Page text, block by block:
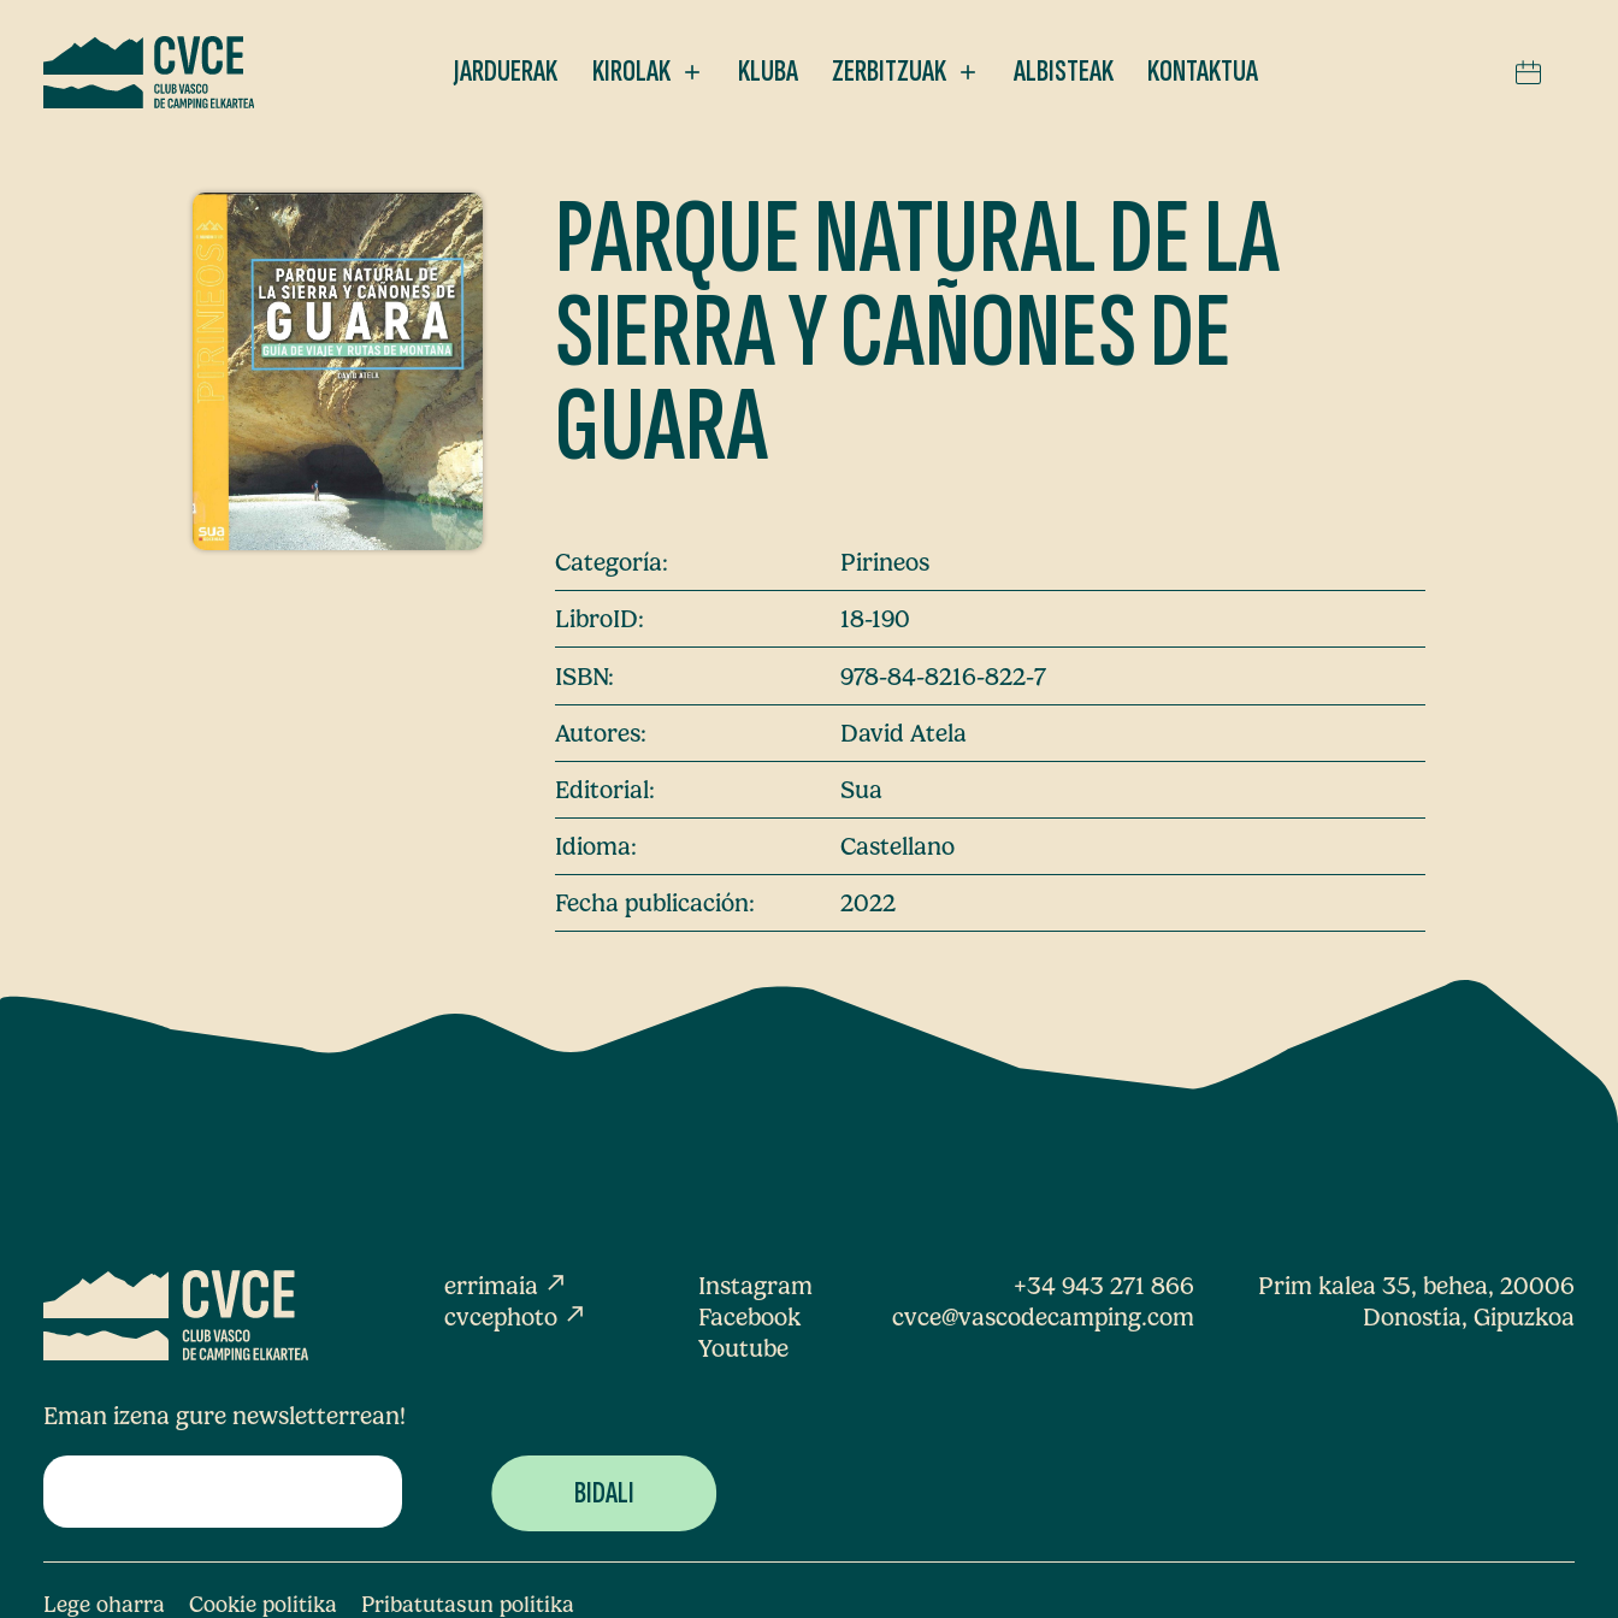
JARDUERAK KIROLAK KLUBA ZERBITZUAK ALBISTEAK KONTAKTUA
PARQUE NATURAL DE LA
SIERRA Y CAÑONES DE
GUARA
Categoría:
Pirineos
LibroID:
18-190
ISBN:
978-84-8216-822-7
Autores:
David Atela
Editorial:
Sua
Idioma:
Castellano
Fecha publicación:
2022
errimaia north_east
cvcephoto north_east
Instagram
Facebook
Youtube
+34 943 271 866
cvce@vascodecamping.com
Prim kalea 35, behea, 20006
Donostia, Gipuzkoa
Eman izena gure newsletterrean!
Lege oharra Cookie politika Pribatutasun politika